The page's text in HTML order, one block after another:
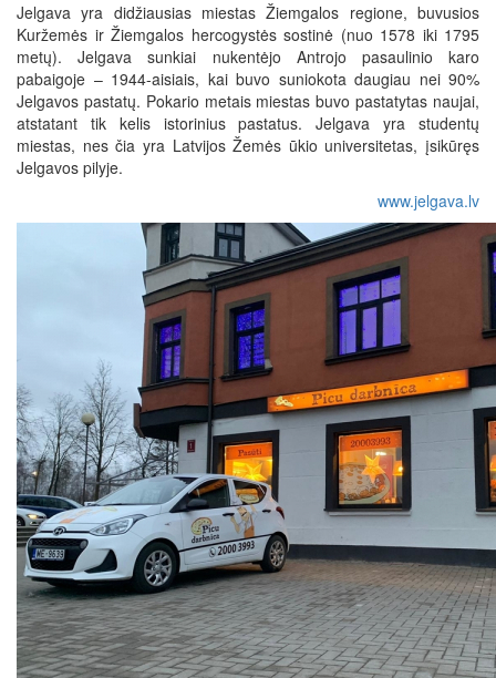
Jelgava yra didžiausias miestas Žiemgalos regione, buvusios
Kuržemės ir Žiemgalos hercogystės sostinė (nuo 1578 iki 1795
metų). Jelgava sunkiai nukentėjo Antrojo pasaulinio karo
pabaigoje – 1944-aisiais, kai buvo suniokota daugiau nei 90%
Jelgavos pastatų. Pokario metais miestas buvo pastatytas naujai,
atstatant tik kelis istorinius pastatus. Jelgava yra studentų
miestas, nes čia yra Latvijos Žemės ūkio universitetas, įsikūręs
Jelgavos pilyje.
www.jelgava.lv